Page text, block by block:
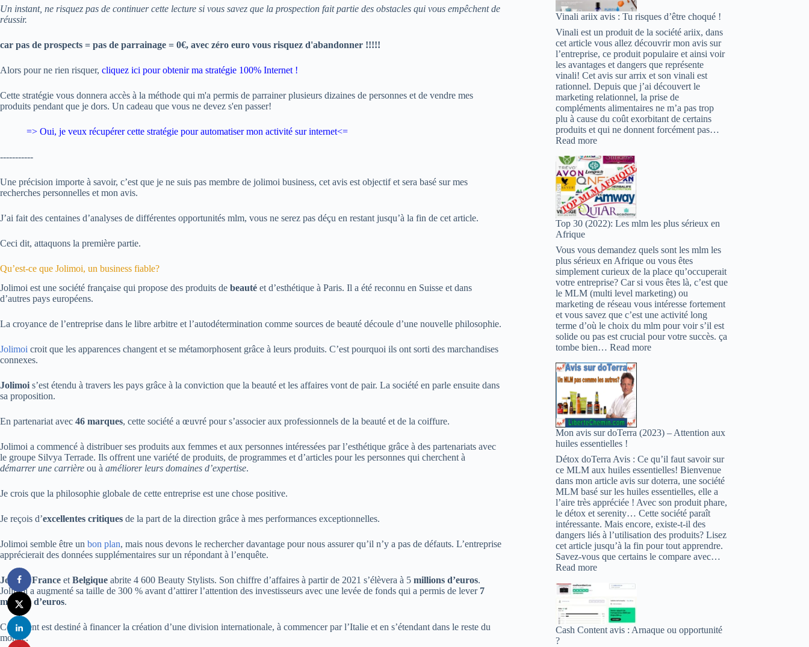
Un instant, ne risquez pas de continuer cette lecture si vous savez que la prospection fait partie des obstacles qui vous empêchent de
réussir.
car pas de prospects = pas de parrainage = 0€, avec zéro euro vous risquez d'abandonner !!!!!
Alors pour ne rien risquer, cliquez ici pour obtenir ma stratégie 100% Internet !
Cette stratégie vous donnera accès à la méthode qui m'a permis de parrainer plusieurs dizaines de personnes et de vendre mes
produits pendant que je dors. Un cadeau que vous ne devez s'en passer!
=> Oui, je veux récupérer cette stratégie pour automatiser mon activité sur internet<=
-----------
Une précision importe à savoir, c’est que je ne suis pas membre de jolimoi business, cet avis est objectif et sera basé sur mes
recherches personnelles et mon avis.
J’ai fait des centaines d’analyses de différentes opportunités mlm, vous ne serez pas déçu en restant jusqu’à la fin de cet article.
Ceci dit, attaquons la première partie.
Qu’est-ce que Jolimoi, un business fiable?
Jolimoi est une société française qui propose des produits de beauté et d’esthétique à Paris. Il a été reconnu en Suisse et dans
d’autres pays européens.
La croyance de l’entreprise dans le libre arbitre et l’autodétermination comme sources de beauté découle d’une nouvelle philosophie.
Jolimoi croit que les apparences changent et se métamorphosent grâce à leurs produits. C’est pourquoi ils ont sorti des marchandises
connexes.
Jolimoi s’est étendu à travers les pays grâce à la conviction que la beauté et les affaires vont de pair. La société en parle ensuite dans
sa proposition.
En partenariat avec 46 marques, cette société a œuvré pour s’associer aux professionnels de la beauté et de la coiffure.
Jolimoi a commencé à distribuer ses produits aux femmes et aux personnes intéressées par l’esthétique grâce à des partenariats avec
le groupe Silvya Terrade. Ils offrent une variété de produits, de programmes et d’articles pour les personnes qui cherchent à
démarrer une carrière ou à améliorer leurs domaines d’expertise.
Je crois que la philosophie globale de cette entreprise est une chose positive.
Je reçois d’excellentes critiques de la part de la direction grâce à mes performances exceptionnelles.
Jolimoi semble être un bon plan, mais nous devons le rechercher davantage pour nous assurer qu’il n’y a pas de défauts. L’entreprise
apprécierait des données supplémentaires sur un répondant à l’enquête.
Jolimoi France et Belgique abrite 4 600 Beauty Stylists. Son chiffre d’affaires à partir de 2021 s’élèvera à 5 millions d’euros.
Jolimoi a augmenté sa taille de 300 % avant d’attirer l’attention des investisseurs avec une levée de fonds qui a permis de lever 7
millions d’euros.
Cet argent est destiné à financer la création d’une division internationale, à commencer par l’Italie et en s’étendant dans le reste du
monde.
Vinali ariix avis : Tu risques d’être choqué !
Vinali est un produit de la société ariix, dans
cet article vous allez découvrir mon avis sur
l’entreprise, ce produit populaire et ainsi voir
les avantages et dangers que représente
vinali! Cet avis sur arrix et son vinali est
rationnel. Depuis que j’ai découvert le
marketing relationnel, la prise de
compléments alimentaires ne m’a pas trop
plu à cause du coût exorbitant de certains
produits et qui ne donnent forcément pas…
Read more:
ariix
avis
:
Tu
risques
d’être
choqué
Top 30 (2022): Les mlm les plus sérieux en
Afrique
Vous vous demandez quels sont les mlm les
plus sérieux en Afrique ou vous êtes
simplement curieux de la place qu’occuperait
votre entreprise? Car si vous êtes là, c’est que
le MLM (multi level marketing) ou
marketing de réseau vous intéresse fortement
et vous savez que c’est une activité long
terme d’où le choix du mlm pour voir s’il est
solide ou pas est crucial pour votre succès. ça
tombe bien…Read more:
sérieux
Afrique
Mon avis sur doTerra (2023) – Attention aux
huiles essentielles !
Détox doTerra Avis : Ce qu’il faut savoir sur
ce MLM aux huiles essentielles! Bienvenue
dans mon article avis sur doterra, une société
MLM basé sur les huiles essentielles, elle a
l’aire très appréciée ! Avec son produit phare,
le détox et serenity… Cette société paraît
intéressante. Mais encore, existe-t-il des
dangers liés à l’utilisation des produits? Lisez
cet article jusqu’à la fin pour tout apprendre.
Savez-vous que certains le compare avec…
Read more:
avis
sur
doTerra
(2023)
–
Cash Content avis : Arnaque ou opportunité
?